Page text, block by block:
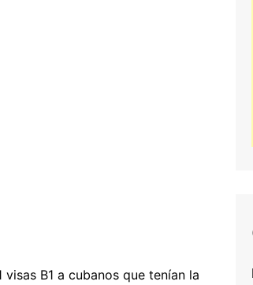
B1 a cubanos que tenían la